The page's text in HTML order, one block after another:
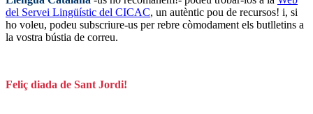
del Servei Lingüístic del CICAC, un autèntic pou de recursos! i, si
ho voleu, podeu subscriure-us per rebre còmodament els butlletins a
la vostra bústia de correu.
Feliç diada de Sant Jordi!